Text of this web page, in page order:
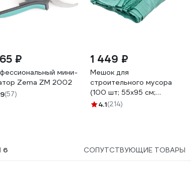
₽
мини-
Zema ZM 2002
(57)
1 449 ₽
Мешок для
строительного мусора
(100 шт; 55х95 см;
зеленый) Gigant 12-004
4.1(214)
6 СОПУТСТВУЮЩИЕ ТОВАРЫ